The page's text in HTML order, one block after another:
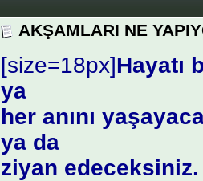
AKŞAMLARI NE
[size=18px]Hayatı
ya
her anını
ya da
ziyan